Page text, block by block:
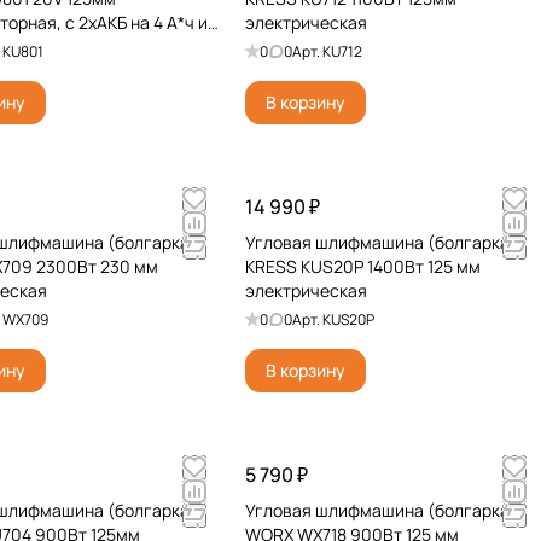
с 2хАКБ на 4 А*ч и
KU801
электрическая
0 0Арт.KU712
В корзину
(болгарка)
2300Вт 230 мм
WX709
14 990 ₽
Угловая шлифмашина (болгарка)
KRESS KUS20P 1400Вт 125 мм
электрическая
0 0Арт.KUS20P
В корзину
(болгарка)
900Вт 125мм
5 790 ₽
Угловая шлифмашина (болгарка)
WORX WX718 900Вт 125 мм